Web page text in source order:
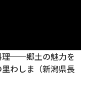
理──郷土の魅力を
わしま（新潟県長